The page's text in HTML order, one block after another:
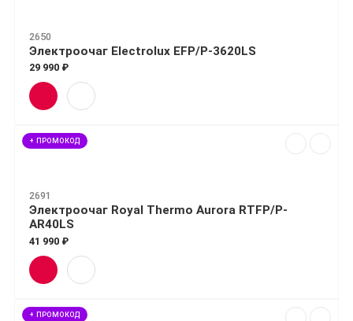
2650
Электроочаг Electrolux EFP/P-3620LS
29 990 ₽
+ ПРОМОКОД
2691
Электроочаг Royal Thermo Aurora RTFP/P-
AR40LS
41 990 ₽
+ ПРОМОКОД